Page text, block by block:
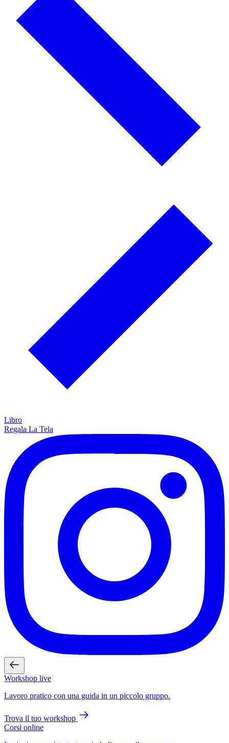
Libro
Regala La Tela
Workshop live
Lavoro pratico con una guida in un piccolo gruppo.
Trova il tuo workshop
Corsi online